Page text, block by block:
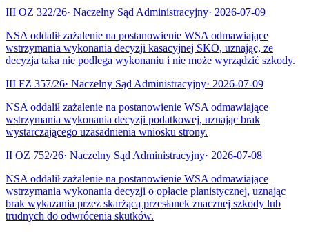
III OZ 322/26· Naczelny Sąd Administracyjny· 2026-07-09
NSA oddalił zażalenie na postanowienie WSA odmawiające
wstrzymania wykonania decyzji kasacyjnej SKO, uznając, że
decyzja taka nie podlega wykonaniu i nie może wyrządzić szkody.
III FZ 357/26· Naczelny Sąd Administracyjny· 2026-07-09
NSA oddalił zażalenie na postanowienie WSA odmawiające
wstrzymania wykonania decyzji podatkowej, uznając brak
wystarczającego uzasadnienia wniosku strony.
II OZ 752/26· Naczelny Sąd Administracyjny· 2026-07-08
NSA oddalił zażalenie na postanowienie WSA odmawiające
wstrzymania wykonania decyzji o opłacie planistycznej, uznając
brak wykazania przez skarżącą przesłanek znacznej szkody lub
trudnych do odwrócenia skutków.